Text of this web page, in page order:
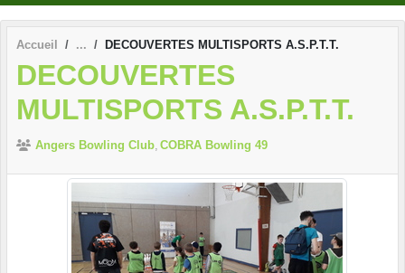
Accueil DECOUVERTES MULTISPORTS A.S.P.T.T.
DECOUVERTES
MULTISPORTS A.S.P.T.T.
Angers Bowling Club COBRA Bowling 49